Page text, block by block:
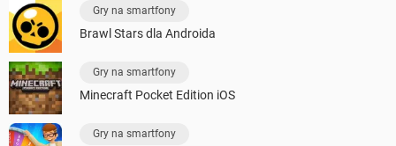
Gry na smartfony
Brawl Stars dla Androida
Gry na smartfony
Minecraft Pocket Edition iOS
Gry na smartfony